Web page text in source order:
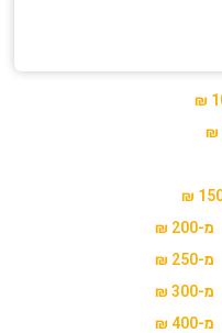
מ-200 ₪
מ-250 ₪
מ-300 ₪
מ-400 ₪